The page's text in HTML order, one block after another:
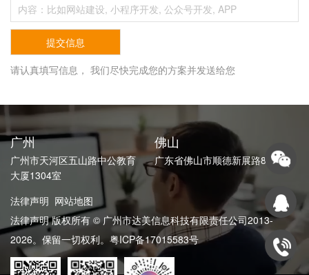
请认真填写信息， 我们尽快完成您的方案并发送给您
广州
广州市天河区五山路中公教育
大厦1304室
佛山
广东省佛山市顺德新展路82号
法律声明 网站地图
法律声明 版权所有 © 广州市达美信息科技有限责任公司2013-
2026。保留一切权利。 粤ICP备17015583号